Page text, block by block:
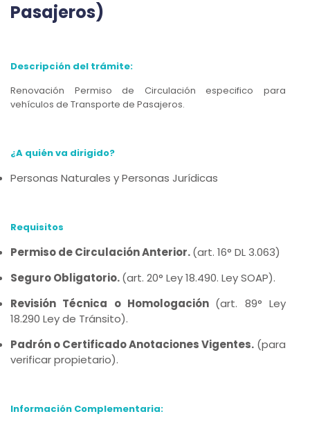
Pasajeros)
Descripción del trámite:
Renovación Permiso de Circulación especifico para
vehículos de Transporte de Pasajeros.
¿A quién va dirigido?
Personas Naturales y Personas Jurídicas
Requisitos
Permiso de Circulación Anterior.(art. 16° DL 3.063)
Seguro Obligatorio.(art. 20° Ley 18.490. Ley SOAP).
Revisión Técnica o Homologación (art. 89° Ley
18.290 Ley de Tránsito).
Padrón o Certificado Anotaciones Vigentes. (para
verificar propietario).
Información Complementaria: